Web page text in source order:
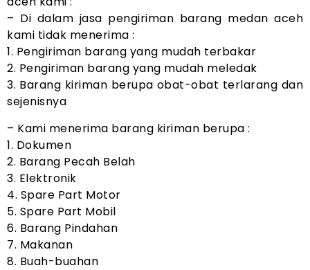
– Di dalam jasa pengiriman barang medan aceh
kami tidak menerima :
1. Pengiriman barang yang mudah terbakar
2. Pengiriman barang yang mudah meledak
3. Barang kiriman berupa obat-obat terlarang dan
sejenisnya
– Kami menerima barang kiriman berupa :
1. Dokumen
2. Barang Pecah Belah
3. Elektronik
4. Spare Part Motor
5. Spare Part Mobil
6. Barang Pindahan
7. Makanan
8. Buah-buahan